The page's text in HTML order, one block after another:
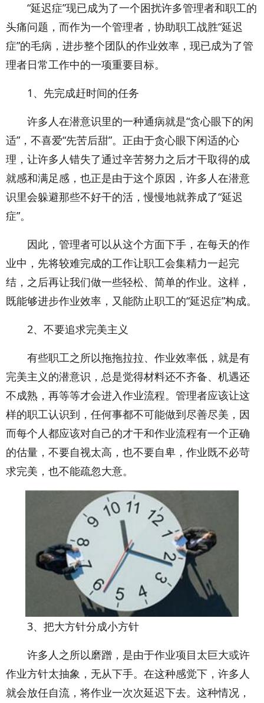
“延迟症”现已成为了一个困扰许多管理者和职工的
头痛问题，而作为一个管理者，协助职工战胜“延迟
症”的毛病，进步整个团队的作业效率，现已成为了管
理者日常工作中的一项重要目标。
1、先完成赶时间的任务
许多人在潜意识里的一种通病就是“贪心眼下的闲
适”，不喜爱“先苦后甜”。正由于贪心眼下闲适的心
理，让许多人错失了通过辛苦努力之后才干取得的成
就感和满足感，也正是由于这个原因，许多人在潜意
识里会躲避那些不好干的活，慢慢地就养成了“延迟
症”。
因此，管理者可以从这个方面下手，在每天的作
业中，先将较难完成的工作让职工会集精力一起完
结，之后再让我们做一些轻松、简单的作业。这样，
既能够进步作业效率，又能防止职工的“延迟症”构成。
2、不要追求完美主义
有些职工之所以拖拖拉拉、作业效率低，就是有
完美主义的潜意识，总是觉得材料还不齐备、机遇还
不成熟，再等等才会进入作业流程。管理者应该让这
样的职工认识到，任何事都不可能做到尽善尽美，因
而每个人都应该对自己的才干和作业流程有一个正确
的估量，不要自视太高，也不要自卑，作业既不必苛
求完美，也不能疏忽大意。
3、把大方针分成小方针
许多人之所以磨蹭，是由于作业项目太巨大或许
作业方针太抽象，无从下手。在这种感觉下，许多人
就会放任自流，将作业一次次延迟下去。这种情况，